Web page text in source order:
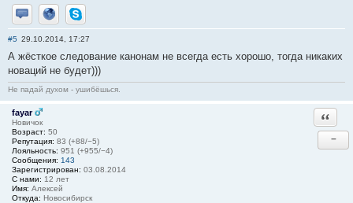
Отправить личное сообщение
СайтSkype
#5 29.10.2014, 17:27
А жёсткое следование канонам не всегда есть хорошо, тогда никаких
новаций не будет)))
Не падай духом - ушибёшься.
fayar
Новичок
Возраст: 50
Репутация: 83 (+88/−5)
Лояльность: 951 (+955/−4)
Сообщения: 143
Зарегистрирован: 03.08.2014
С нами: 12 лет
Имя: Алексей
Откуда: Новосибирск
−